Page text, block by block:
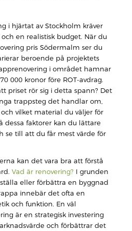
i hjärtat av Stockholm kräver
en realistisk budget. När du
pris Södermalm ser du
beroende på projektets
i området hamnar
000 kronor före ROT-avdrag.
priset rör sig i detta spann? Det
trappsteg det handlar om,
vilket material du väljer för
dessa faktorer kan du lättare
se till att du får mest värde för
kan det vara bra att förstå
Vad är renovering? I grunden
eller förbättra en byggnad
innebär det ofta en
och funktion. En väl
är en strategisk investering
och förbättrar det